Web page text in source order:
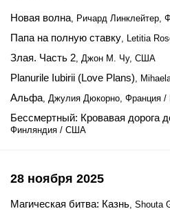
Новая волна, Ричард Линклейтер,
Папа на полную ставку, Letitia
Злая. Часть 2, Джон М. Чу, США
Planurile Iubirii (Love Plans),
Альфа, Джулия Дюкорно, Франция /
Бессмертный: Кровавая дорога
Финляндия / США
28 ноября 2025
Магическая битва: Казнь, Shouta